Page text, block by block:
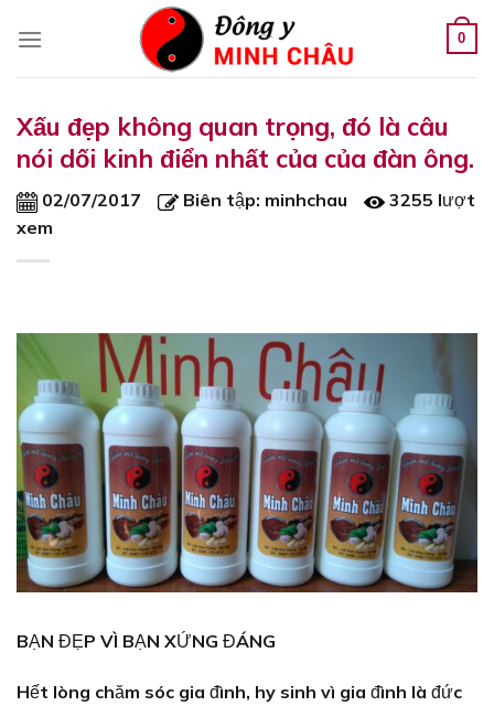
0
Xấu đẹp không quan trọng, đó là câu
nói dối kinh điển nhất của của đàn ông.
02/07/2017 Biên tập: minhchau
3255 lượt
xem
BẠN ĐẸP VÌ BẠN XỨNG ĐÁNG
Hết lòng chăm sóc gia đình, hy sinh vì gia đình là đức